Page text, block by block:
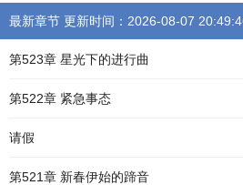
最新章节 更新时间：2026-08-07
第523章 星光下的进行曲
第522章 紧急事态
请假
第521章 新春伊始的蹄音